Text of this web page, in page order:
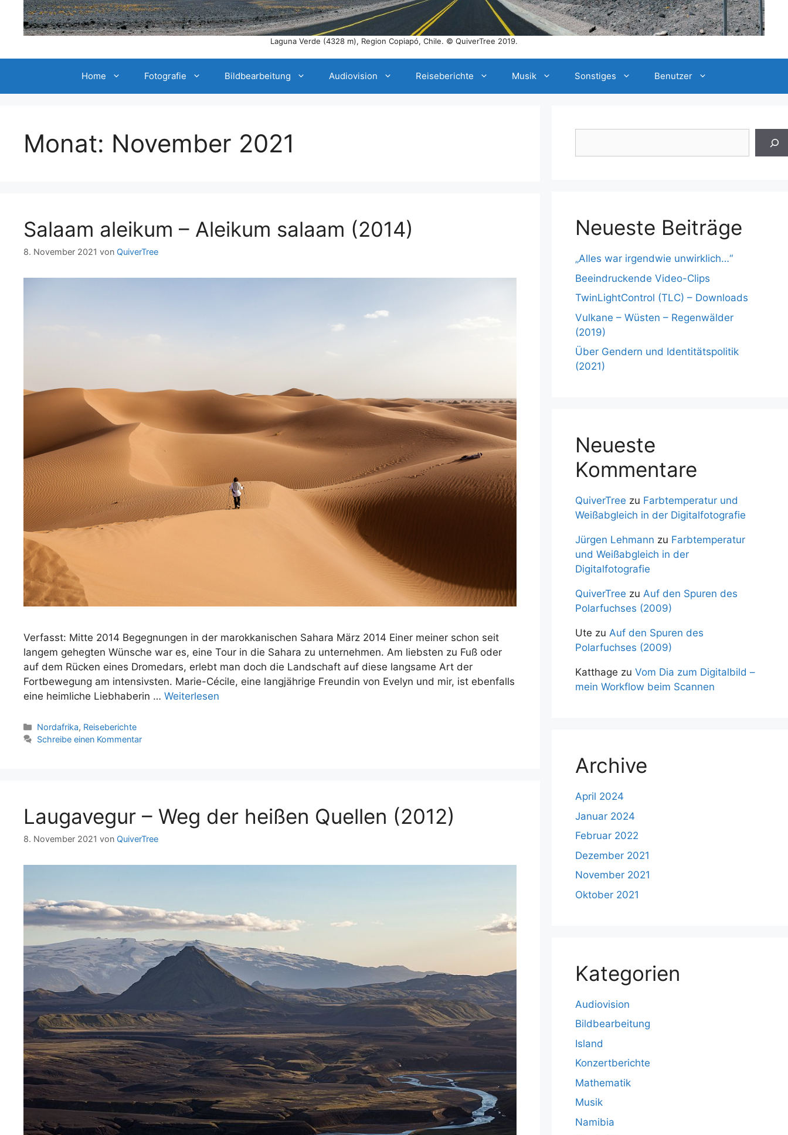
Laguna Verde (4328 m), Region Copiapó, Chile. © QuiverTree 2019.
Home Fotografie Bildbearbeitung Audiovision Reiseberichte Musik Sonstiges Benutzer
Monat: November 2021
Salaam aleikum – Aleikum salaam (2014)
8. November 2021 von QuiverTree
Verfasst: Mitte 2014 Begegnungen in der marokkanischen Sahara März 2014 Einer meiner schon seit
langem gehegten Wünsche war es, eine Tour in die Sahara zu unternehmen. Am liebsten zu Fuß oder
auf dem Rücken eines Dromedars, erlebt man doch die Landschaft auf diese langsame Art der
Fortbewegung am intensivsten. Marie-Cécile, eine langjährige Freundin von Evelyn und mir, ist ebenfalls
eine heimliche Liebhaberin … Weiterlesen
Kategorien
Nordafrika, Reiseberichte
Schreibe einen Kommentar
Laugavegur – Weg der heißen Quellen (2012)
8. November 2021 von QuiverTree
Neueste Beiträge
„Alles war irgendwie unwirklich…“
Beeindruckende Video-Clips
TwinLightControl (TLC) – Downloads
Vulkane – Wüsten – Regenwälder
(2019)
Über Gendern und Identitätspolitik
(2021)
Neueste
Kommentare
QuiverTree zu Farbtemperatur und
Weißabgleich in der Digitalfotografie
Jürgen Lehmann zu Farbtemperatur
und Weißabgleich in der
Digitalfotografie
QuiverTree zu Auf den Spuren des
Polarfuchses (2009)
Ute zu Auf den Spuren des
Polarfuchses (2009)
Katthage zu Vom Dia zum Digitalbild –
mein Workflow beim Scannen
Archive
April 2024
Januar 2024
Februar 2022
Dezember 2021
November 2021
Oktober 2021
Kategorien
Audiovision
Bildbearbeitung
Island
Konzertberichte
Mathematik
Musik
Namibia